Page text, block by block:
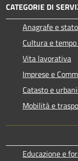
CATEGORIE DI
Anagrafe e
Cultura e
Vita lavorativa
Imprese e
Catasto e
Mobilità e
Educazione e